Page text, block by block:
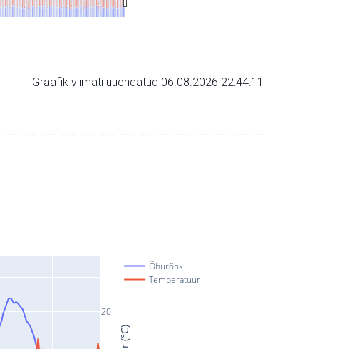
Graafik viimati uuendatud 06.08.2026 22:44:11
20
Õhurõhk
Temperatuur